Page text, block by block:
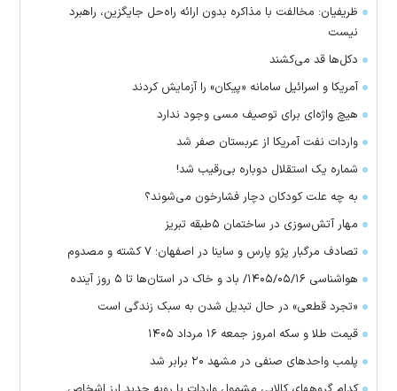
ظریفیان: مخالفت با مذاکره بدون ارائه راه‌حل جایگزین، راهبرد
نیست
دکل‌ها قد می‌کشند
آمریکا و اسرائیل سامانه «پیکان» را آزمایش کردند
هیچ واژه‌ای برای توصیف مسی وجود ندارد
واردات نفت آمریکا از عربستان صفر شد
شماره یک استقلال دوباره بی‌رقیب شد!
به چه علت کودکان دچار فشارخون می‌شوند؟
مهار آتش‌سوزی در ساختمان ۵‌طبقه تبریز
تصادف مرگبار پژو پارس و ساینا در اصفهان؛ ۷ کشته و مصدوم
هواشناسی ۱۴۰۵/۰۵/۱۶/ باد و خاک در استان‌ها تا ۵ روز آینده
«تجرد قطعی» در حال تبدیل شدن به سبک زندگی است
قیمت طلا و سکه امروز جمعه ۱۶ مرداد ۱۴۰۵
پلمب واحدهای صنفی در مشهد ۲۰ برابر شد